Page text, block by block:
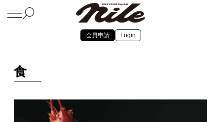
会員申請 Login
食